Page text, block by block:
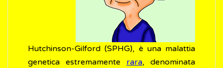
Hutchinson-Gilford (SPHG), è una malattia
genetica estremamente rara, denominata